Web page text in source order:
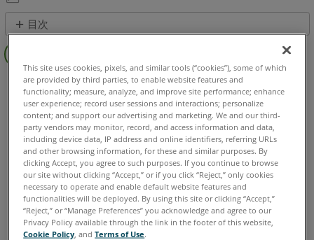
PDF
と
し
て
目次
InTouch
の
イ
ン
ス
ト
ー
ル
と
実
行
CAM2 2026 2025 2024 2023 2021 2020
FARO Zone 3D 2026 2025
FARO Zone 2D 2026 2025
イタリア語 コリアン スペイン語 ドイツ語 フランス語
ポルトガル語 中国語 日本語 英語
This site uses cookies, pixels, and similar tools (“cookies”), some of which
are provided by third parties, to enable website features and
functionality; measure, analyze, and improve site performance; enhance
user experience; record user sessions and interactions; personalize
content; and support our advertising and marketing. We and our third-
party vendors may monitor, record, and access information and data,
including device data, IP address and online identifiers, referring URLs
and other browsing information, for these and similar purposes. By
clicking Accept, you agree to such purposes. If you continue to browse
our site without clicking “Accept,” or if you click “Reject,” only cookies
necessary to operate and enable default website features and
functionalities will be deployed. By using this site or clicking “Accept,”
“Reject,” or “Manage Preferences” you acknowledge and agree to our
Privacy Policy available through the link in the footer of this website,
Cookie Policy , andTerms of Use.